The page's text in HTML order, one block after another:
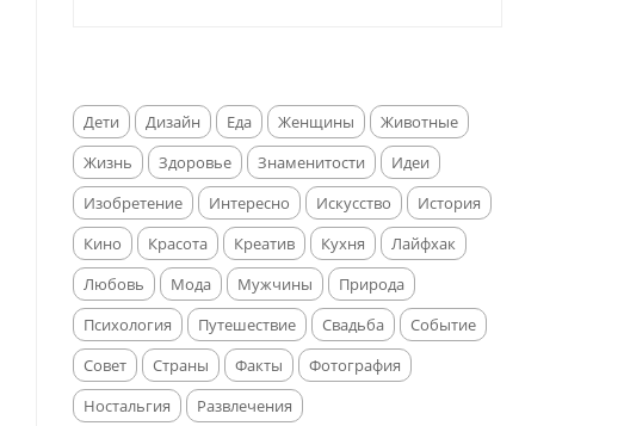
Дети Дизайн Еда Женщины
Животные
Жизнь
Здоровье Знаменитости
Идеи
Изобретение
Интересно Искусство
История
Кино
Красота Креатив Кухня
Лайфхак
Любовь
Мода Мужчины
Природа
Психология
Путешествие Свадьба
Событие
Совет
Страны Факты
Фотография
Ностальгия
Развлечения